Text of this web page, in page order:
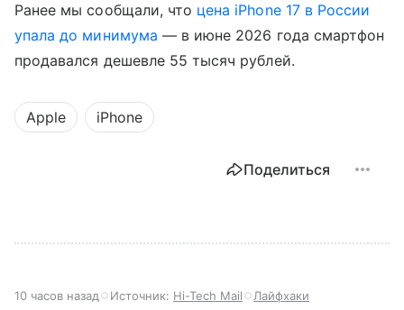
Ранее мы сообщали, что цена iPhone 17 в России
упала до минимума — в июне 2026 года смартфон
продавался дешевле 55 тысяч рублей.
Apple iPhone
Поделиться
10 часов назад Источник: Hi-Tech Mail Лайфхаки